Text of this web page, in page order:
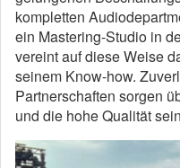
kompletten
ein Mastering-Studio in
vereint auf diese Weise
seinem Know-how.
Partnerschaften sorgen
und die hohe Qualität